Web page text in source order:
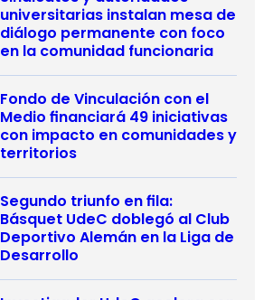
universitarias instalan mesa de
diálogo permanente con foco
en la comunidad funcionaria
Fondo de Vinculación con el
Medio financiará 49 iniciativas
con impacto en comunidades y
territorios
Segundo triunfo en fila:
Básquet UdeC doblegó al Club
Deportivo Alemán en la Liga de
Desarrollo